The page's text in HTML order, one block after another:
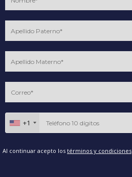
+1
Al continuar acepto los términos y condiciones